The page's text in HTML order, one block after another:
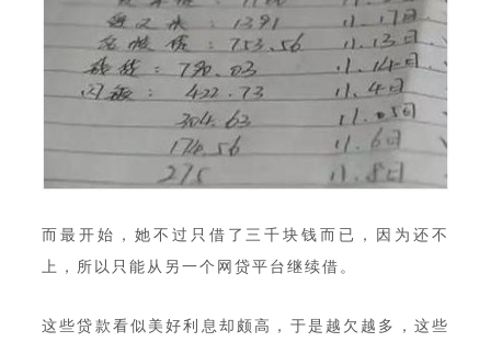
而最开始，她不过只借了三千块钱而已，因为还不
上，所以只能从另一个网贷平台继续借。
这些贷款看似美好利息却颇高，于是越欠越多，这些